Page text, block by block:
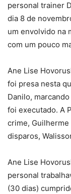
personal trainer
dia 8 de
um envolvido na
com um pouco
Ane Lise
foi presa nesta
Danilo,
foi executado. A
crime,
disparos,
Ane Lise
personal
(30 dias)